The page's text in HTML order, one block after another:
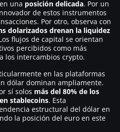
una posición delicada. Por un
de estos instrumentos
Por otro, observa con
dolarizados drenan la liquidez
flujos de capital se orientan
percibidos como más
los intercambios crypto.
en las plataformas
dólar dominan ampliamente.
sí solos más del 80% de los
stablecoins. Esta
estructural del dólar en
la posición del euro en este